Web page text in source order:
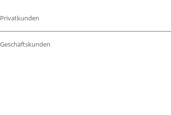
Privatkunden
Geschäftskunden